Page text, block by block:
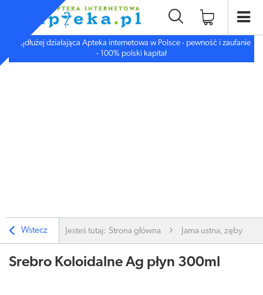
Najdłużej działająca Apteka internetowa w Polsce - pewność i zaufanie
- 100% polski kapitał
Wstecz Jesteś tutaj: Strona główna Jama ustna, zęby
Srebro Koloidalne Ag płyn 300ml